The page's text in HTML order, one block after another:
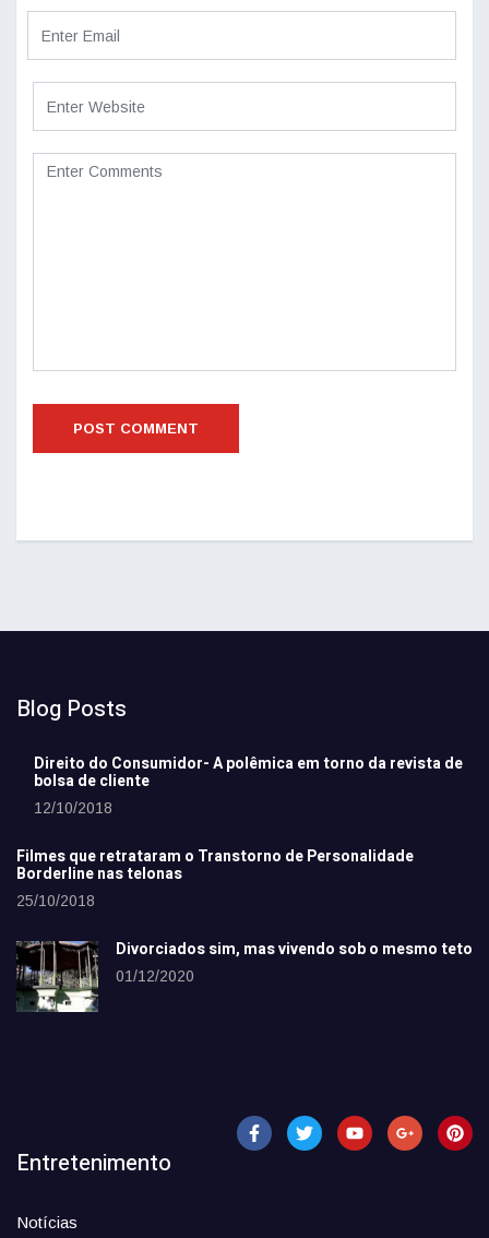
Blog Posts
Direito do Consumidor- A polêmica em torno da revista de
bolsa de cliente
12/10/2018
Filmes que retrataram o Transtorno de Personalidade
Borderline nas telonas
25/10/2018
Divorciados sim, mas vivendo sob o mesmo teto
01/12/2020
Entretenimento
Notícias